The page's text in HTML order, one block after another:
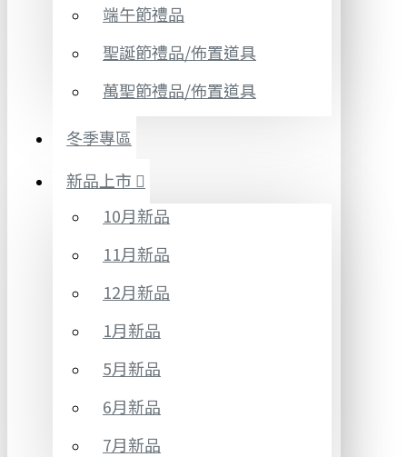
端午節禮品
聖誕節禮品/佈置道具
萬聖節禮品/佈置道具
冬季專區
新品上市
10月新品
11月新品
12月新品
1月新品
5月新品
6月新品
7月新品